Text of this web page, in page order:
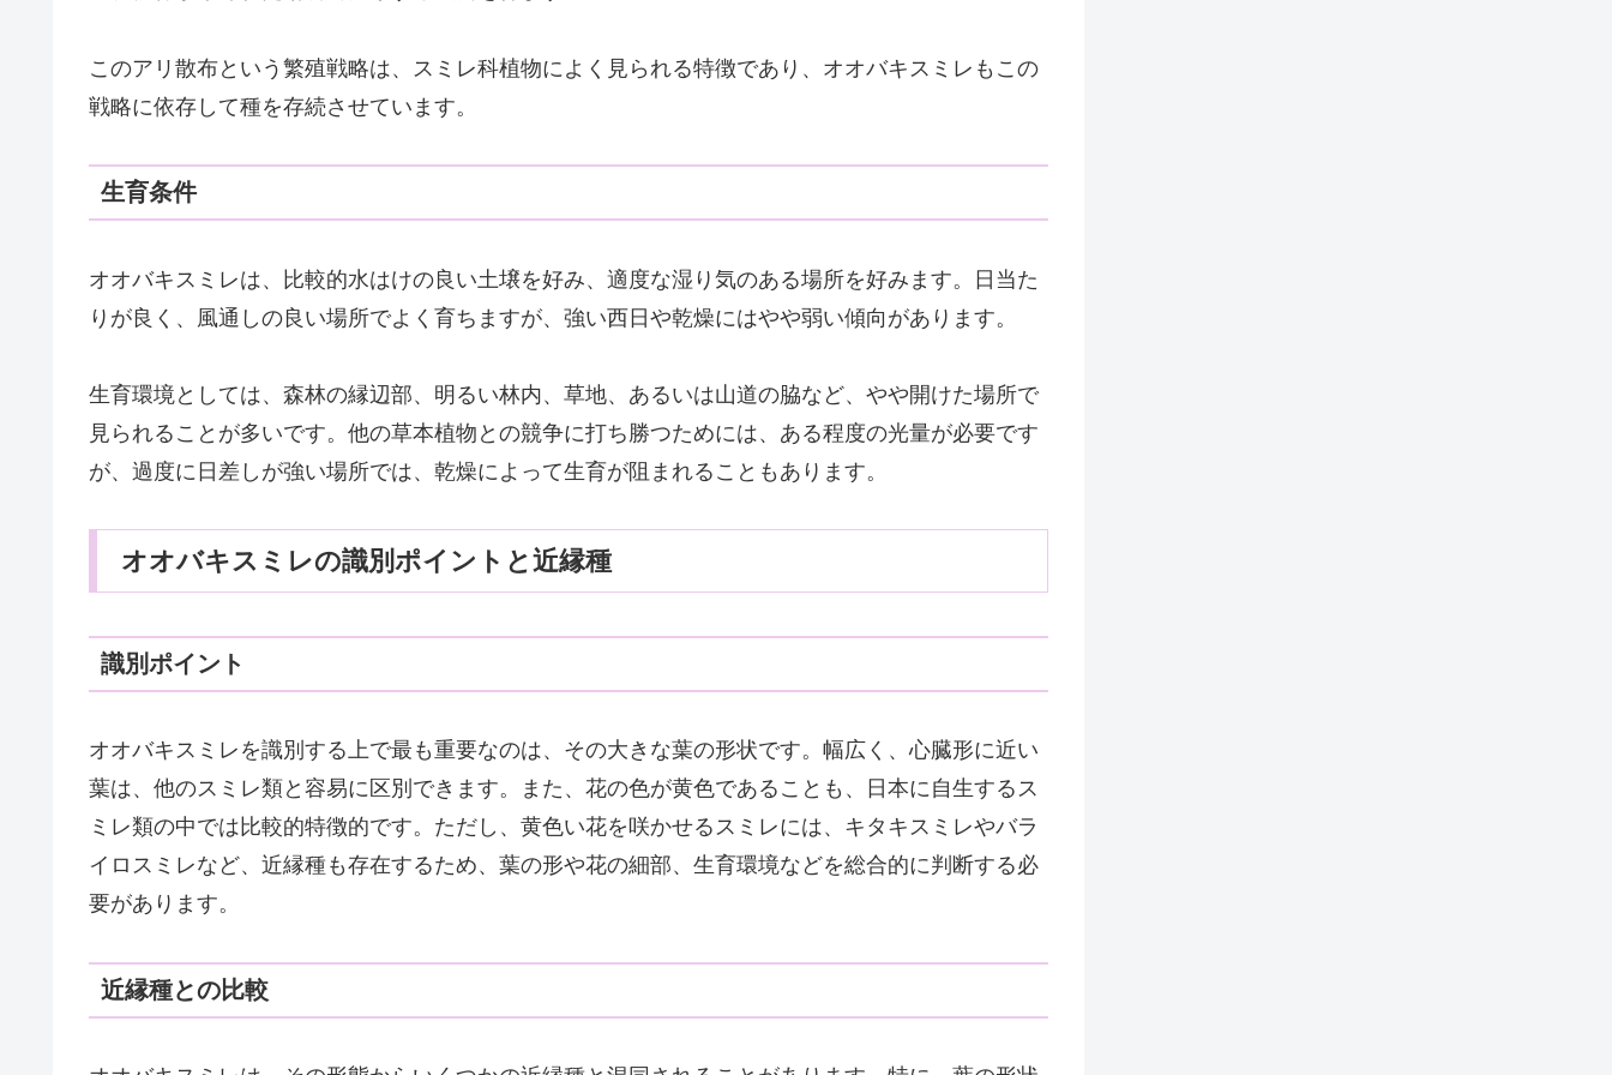
このアリ散布という繁殖戦略は、スミレ科植物によく見られる特徴であり、オオバキスミレもこの
戦略に依存して種を存続させています。
生育条件
オオバキスミレは、比較的水はけの良い土壌を好み、適度な湿り気のある場所を好みます。日当た
りが良く、風通しの良い場所でよく育ちますが、強い西日や乾燥にはやや弱い傾向があります。
生育環境としては、森林の縁辺部、明るい林内、草地、あるいは山道の脇など、やや開けた場所で
見られることが多いです。他の草本植物との競争に打ち勝つためには、ある程度の光量が必要です
が、過度に日差しが強い場所では、乾燥によって生育が阻まれることもあります。
オオバキスミレの識別ポイントと近縁種
識別ポイント
オオバキスミレを識別する上で最も重要なのは、その大きな葉の形状です。幅広く、心臓形に近い
葉は、他のスミレ類と容易に区別できます。また、花の色が黄色であることも、日本に自生するス
ミレ類の中では比較的特徴的です。ただし、黄色い花を咲かせるスミレには、キタキスミレやバラ
イロスミレなど、近縁種も存在するため、葉の形や花の細部、生育環境などを総合的に判断する必
要があります。
近縁種との比較